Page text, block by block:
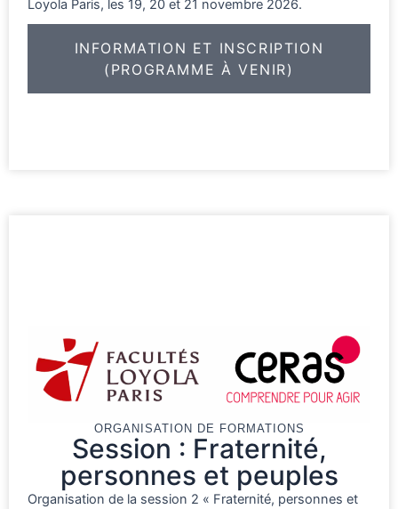
Loyola Paris, les 19, 20 et 21 novembre 2026.
INFORMATION ET INSCRIPTION
(PROGRAMME À VENIR)
ORGANISATION DE FORMATIONS
Session : Fraternité,
personnes et peuples
Organisation de la session 2 « Fraternité, personnes et